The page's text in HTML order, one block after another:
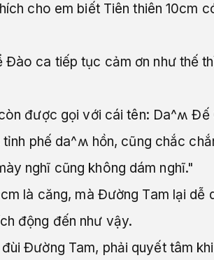
cho em biết Tiên thiên 10cm
ca tiếp tục cảm ơn như thế
được gọi với cái tên: Da^ʍ Đế
phế da^ʍ hồn, cũng chắc
nghĩ cũng không dám nghĩ."
là căng, mà Đường Tam lại dễ
động đến như vậy.
Đường Tam, phải quyết tâm